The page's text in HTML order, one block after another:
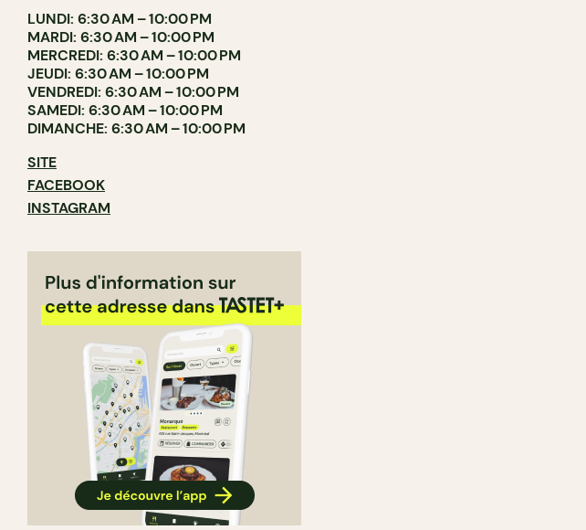
LUNDI: 6:30 AM – 10:00 PM
MARDI: 6:30 AM – 10:00 PM
MERCREDI: 6:30 AM – 10:00 PM
JEUDI: 6:30 AM – 10:00 PM
VENDREDI: 6:30 AM – 10:00 PM
SAMEDI: 6:30 AM – 10:00 PM
DIMANCHE: 6:30 AM – 10:00 PM
SITE
FACEBOOK
INSTAGRAM